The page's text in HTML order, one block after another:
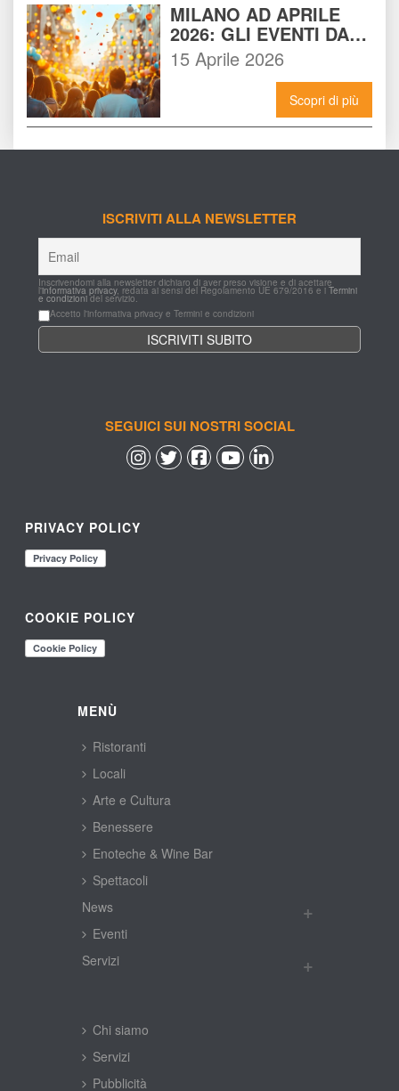
MILANO AD APRILE
2026: GLI EVENTI DA
NON PERDERE E
COME VIVERLI AL
15 Aprile 2026
Scopri di più
ISCRIVITI ALLA NEWSLETTER
Inscrivendomi alla newsletter dichiaro di aver preso visione e di acettare
l'informativa privacy, redata ai sensi del Regolamento UE 679/2016 e i Termini
e condizioni del servizio.
Accetto l'informativa privacy e Termini e condizioni
SEGUICI SUI NOSTRI SOCIAL
PRIVACY POLICY
COOKIE POLICY
MENÙ
Ristoranti
Locali
Arte e Cultura
Benessere
Enoteche & Wine Bar
Spettacoli
New
Eventi
Servizi
Chi siamo
Servizi
Pubblicità